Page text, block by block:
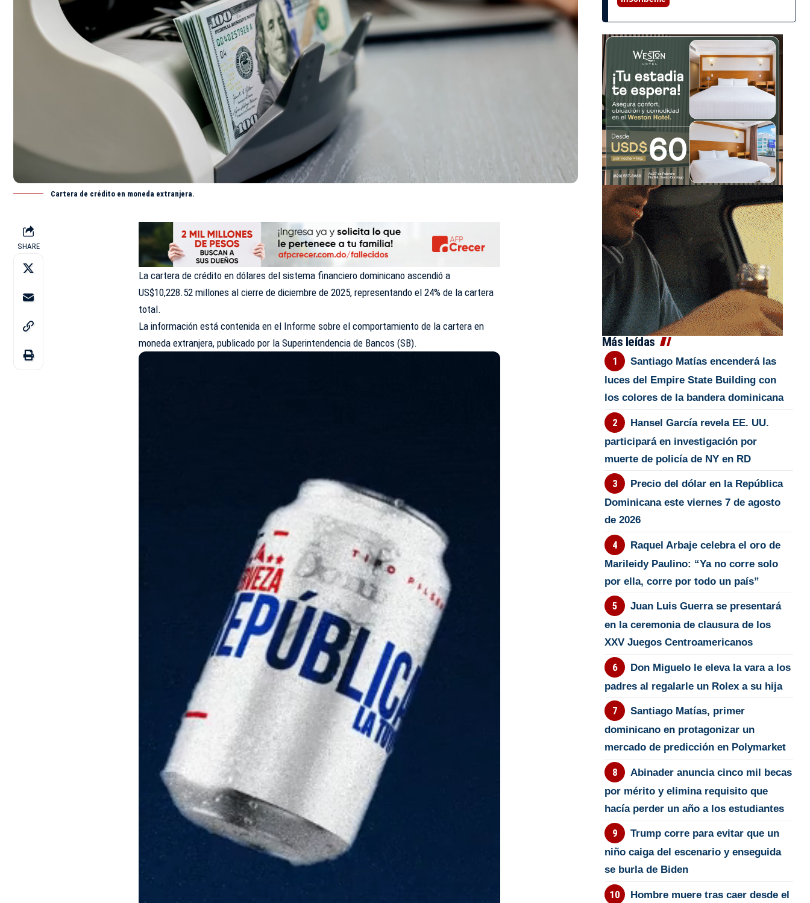
Cartera de crédito en moneda extranjera.
SHARE
La cartera de crédito en dólares del sistema financiero dominicano ascendió a
US$10,228.52 millones al cierre de diciembre de 2025, representando el 24% de la cartera
total.
La información está contenida en el Informe sobre el comportamiento de la cartera en
moneda extranjera, publicado por la Superintendencia de Bancos (SB).
Más leídas
Santiago Matías encenderá las
luces del Empire State Building con
los colores de la bandera dominicana
Hansel García revela EE. UU.
participará en investigación por
muerte de policía de NY en RD
Precio del dólar en la República
Dominicana este viernes 7 de agosto
de 2026
Raquel Arbaje celebra el oro de
Marileidy Paulino: “Ya no corre solo
por ella, corre por todo un país”
Juan Luis Guerra se presentará
en la ceremonia de clausura de los
XXV Juegos Centroamericanos
Don Miguelo le eleva la vara a los
padres al regalarle un Rolex a su hija
Santiago Matías, primer
dominicano en protagonizar un
mercado de predicción en Polymarket
Abinader anuncia cinco mil becas
por mérito y elimina requisito que
hacía perder un año a los estudiantes
Trump corre para evitar que un
niño caiga del escenario y enseguida
se burla de Biden
Hombre muere tras caer desde el